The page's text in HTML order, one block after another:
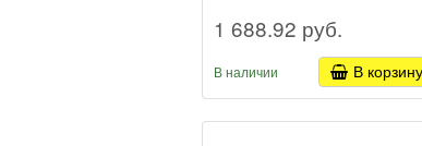
1 688.92 руб.
В наличии В корзину